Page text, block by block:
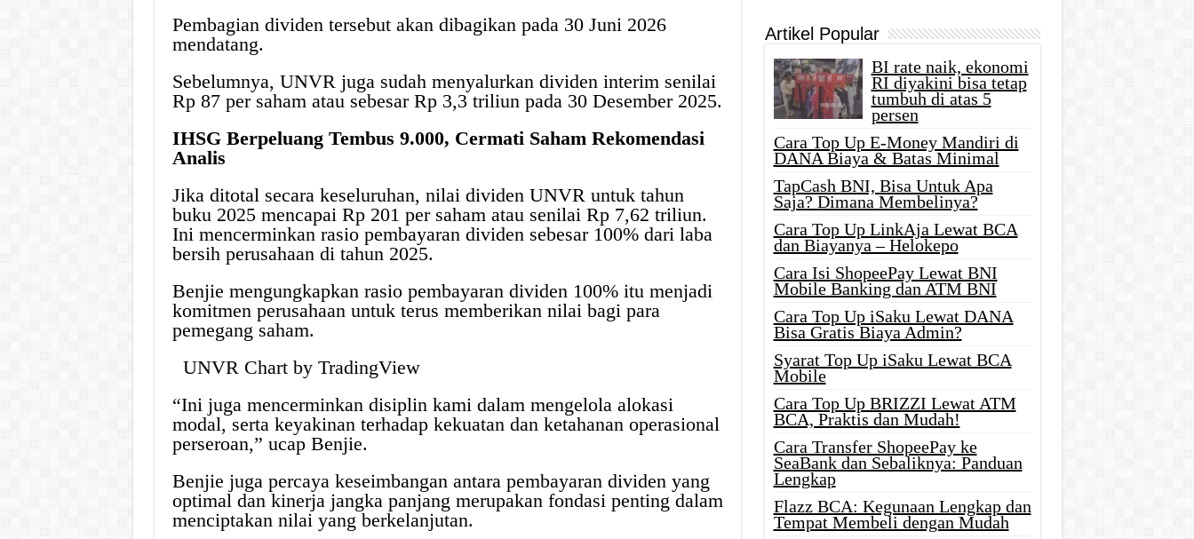
Pembagian dividen tersebut akan dibagikan pada 30 Juni 2026
mendatang.
Sebelumnya, UNVR juga sudah menyalurkan dividen interim senilai
Rp 87 per saham atau sebesar Rp 3,3 triliun pada 30 Desember 2025.
IHSG Berpeluang Tembus 9.000, Cermati Saham Rekomendasi
Analis
Jika ditotal secara keseluruhan, nilai dividen UNVR untuk tahun
buku 2025 mencapai Rp 201 per saham atau senilai Rp 7,62 triliun.
Ini mencerminkan rasio pembayaran dividen sebesar 100% dari laba
bersih perusahaan di tahun 2025.
Benjie mengungkapkan rasio pembayaran dividen 100% itu menjadi
komitmen perusahaan untuk terus memberikan nilai bagi para
pemegang saham.
UNVR Chart by TradingView
“Ini juga mencerminkan disiplin kami dalam mengelola alokasi
modal, serta keyakinan terhadap kekuatan dan ketahanan operasional
perseroan,” ucap Benjie.
Benjie juga percaya keseimbangan antara pembayaran dividen yang
optimal dan kinerja jangka panjang merupakan fondasi penting dalam
menciptakan nilai yang berkelanjutan.
Artikel Popular
BI rate naik, ekonomi
RI diyakini bisa tetap
tumbuh di atas 5
persen
Cara Top Up E-Money Mandiri di
DANA Biaya & Batas Minimal
TapCash BNI, Bisa Untuk Apa
Saja? Dimana Membelinya?
Cara Top Up LinkAja Lewat BCA
dan Biayanya – Helokepo
Cara Isi ShopeePay Lewat BNI
Mobile Banking dan ATM BNI
Cara Top Up iSaku Lewat DANA
Bisa Gratis Biaya Admin?
Syarat Top Up iSaku Lewat BCA
Mobile
Cara Top Up BRIZZI Lewat ATM
BCA, Praktis dan Mudah!
Cara Transfer ShopeePay ke
SeaBank dan Sebaliknya: Panduan
Lengkap
Flazz BCA: Kegunaan Lengkap dan
Tempat Membeli dengan Mudah